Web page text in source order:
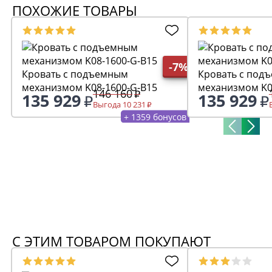
ПОХОЖИЕ ТОВАРЫ
-7%
Кровать с подъемным
механизмом K08-1600-G-B15
135 929 146 160
Выгода 10 231
+ 1359 бонусов
Кровать с
механизмом
135 929
С ЭТИМ ТОВАРОМ ПОКУПАЮТ